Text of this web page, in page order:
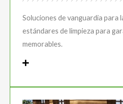
Soluciones de vanguardia para
estándares de limpieza para
memorables.